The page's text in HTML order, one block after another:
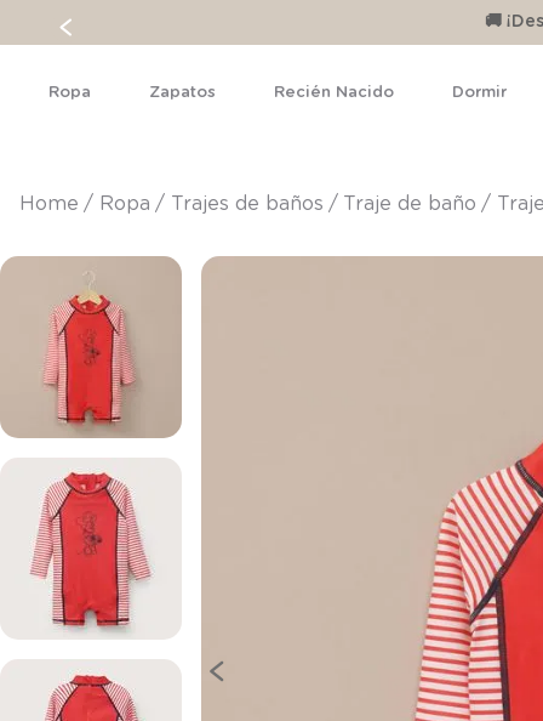
🚚
Ropa Zapatos Recién Nacido Dormir
ropa trajes de baños traje de baño